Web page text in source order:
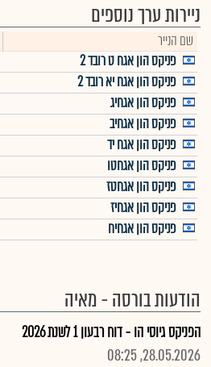
ניירות ערך נוספים
שם הנייר
פניקס הון אגח ט רובד 2
פניקס הון אגח יא רובד 2
פניקס הון אגחיג
פניקס הון אגחיב
פניקס הון אגח יד
פניקס הון אגחטו
פניקס הון אגחטז
פניקס הון אגחיז
פניקס הון אגחיח
הודעות בורסה - מאיה
הפניקס גיוסי הו - דוח רבעון 1 לשנת 2026
28.05.2026, 08:25